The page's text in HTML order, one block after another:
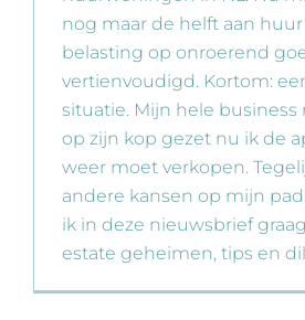
nog maar de helft aan huur
belasting op onroerend
vertienvoudigd. Kortom:
situatie. Mijn hele
op zijn kop gezet nu ik de
weer moet verkopen.
andere kansen op mijn
ik in deze nieuwsbrief
estate geheimen, tips en